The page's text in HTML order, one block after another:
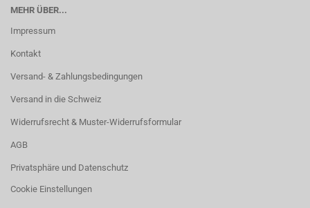
MEHR ÜBER...
Impressum
Kontakt
Versand- & Zahlungsbedingungen
Versand in die Schweiz
Widerrufsrecht & Muster-Widerrufsformular
AGB
Privatsphäre und Datenschutz
Cookie Einstellungen